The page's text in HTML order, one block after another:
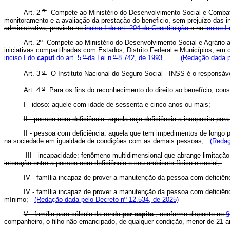
Art. 2oCompete ao Ministério do Desenvolvimento Social e
monitoramento e a avaliação da prestação do beneficio, sem prejuízo
administrativa, prevista noinciso I do art. 204 da Constituiçãoe noinciso I
Art. 2º Compete ao Ministério do Desenvolvimento Social e
iniciativas compartilhadas com Estados, Distrito Federal e Municípios,
inciso I do caput do art. 5 ºda Lei n º8.742, de 1993 . (Redação dada
Art. 3o O Instituto Nacional do Seguro Social - INSS é o
Art. 4oPara os fins do reconhecimento do direito ao benefício,
I - idoso: aquele com idade de sessenta e cinco anos ou mais;
II - pessoa com deficiência: aquela cuja deficiência a incapacita
II - pessoa com deficiência: aquela que tem impedimentos de
na sociedade em igualdade de condições com as demais pessoas;
III -incapacidade: fenômeno multidimensional que abrange
interação entre a pessoa com deficiência e seu ambiente físico e social;
IV - família incapaz de prover a manutenção da pessoa com
IV - família incapaz de prover a manutenção da pessoa com
mínimo; (Redação dada pelo Decreto nº 12.534, de 2025)
V - família para cálculo da rendaper capita, conforme disposto no
companheiro, o filho não emancipado, de qualquer condição, menor de